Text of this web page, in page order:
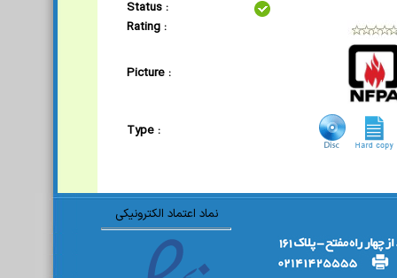
Status :
Rating :
Picture :
Type :
نماد اعتماد الکترونیکی